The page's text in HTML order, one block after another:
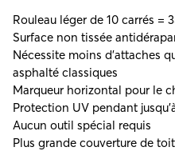
Rouleau léger de 10 carrés =
Surface non tissée
Nécessite moins d'attaches
asphalté classiques
Marqueur horizontal pour le
Protection UV pendant
Aucun outil spécial requis
Plus grande couverture de